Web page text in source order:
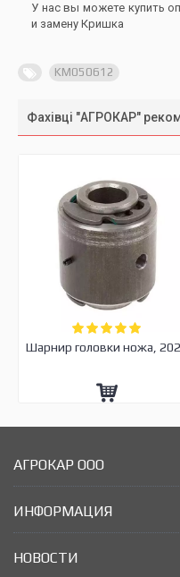
У нас вы можете купить
и замену Кришка
KM050612
Фахівці "АГРОКАР"
Шарнир головки ножа,
АГРОКАР ООО
ИНФОРМАЦИЯ
НОВОСТИ